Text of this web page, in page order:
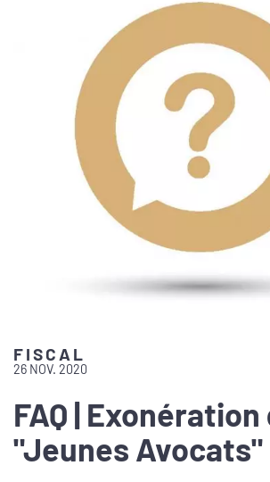
FISCAL
26 NOV. 2020
FAQ | Exonération
"Jeunes Avocats"